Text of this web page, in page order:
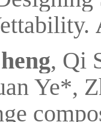
, Qi
Ye*,